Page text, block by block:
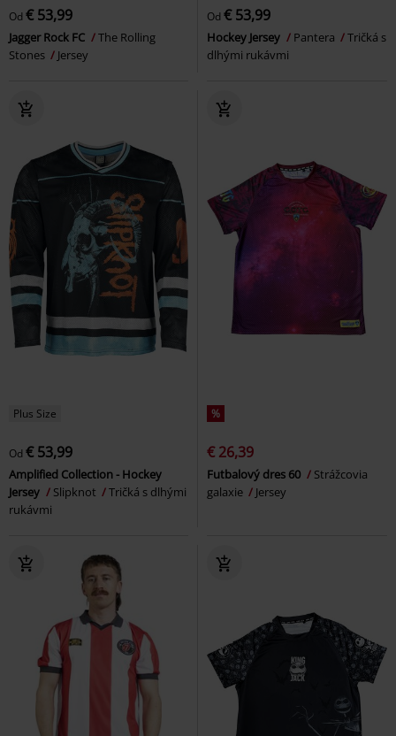
Od € 53,99
Jagger Rock FC
The Rolling
Stones
Jersey
Od € 53,99
Hockey Jersey Pantera
Tričká s
dlhými rukávmi
Plus Size
Od € 53,99
Amplified Collection - Hockey
Jersey
Slipknot
Tričká s dlhými
rukávmi
%
€ 26,39
Futbalový dres 60
Strážcovia
galaxie
Jersey